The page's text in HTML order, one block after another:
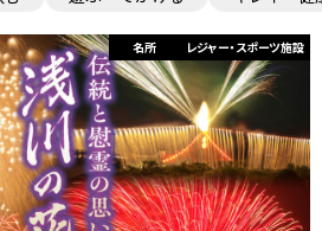
名所 レジャー・スポーツ施設